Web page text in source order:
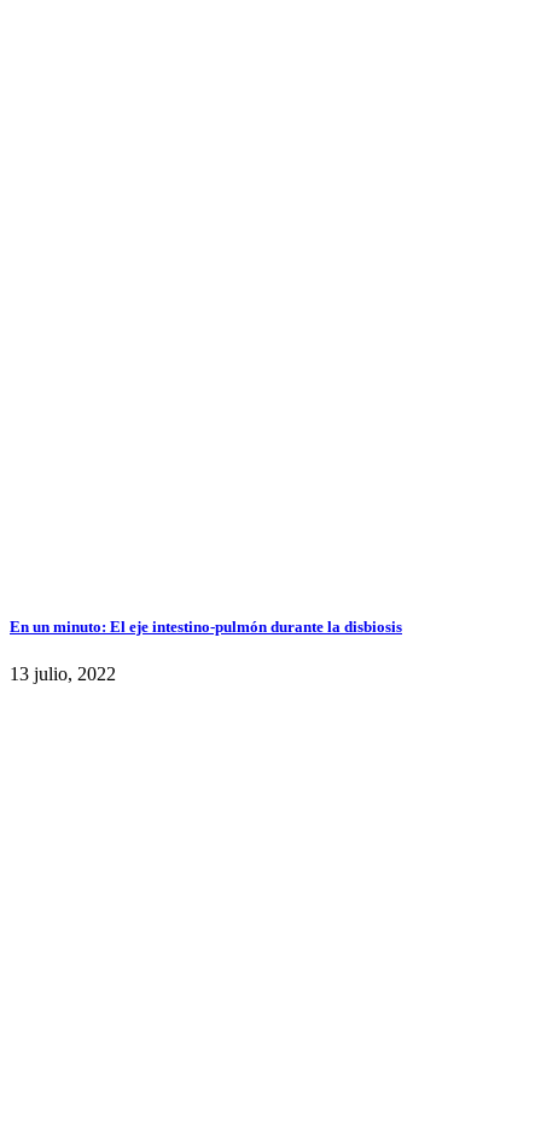
En un minuto: El eje intestino-pulmón durante la disbiosis
13 julio, 2022